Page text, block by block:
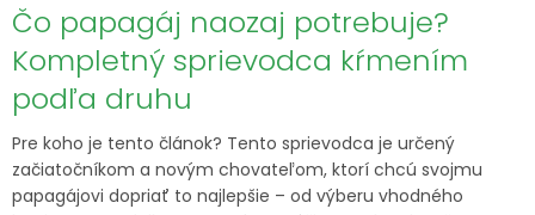
Čo papagáj naozaj potrebuje?
Kompletný sprievodca kŕmením
podľa druhu
Pre koho je tento článok? Tento sprievodca je určený
začiatočníkom a novým chovateľom, ktorí chcú svojmu
papagájovi dopriať to najlepšie – od výberu vhodného